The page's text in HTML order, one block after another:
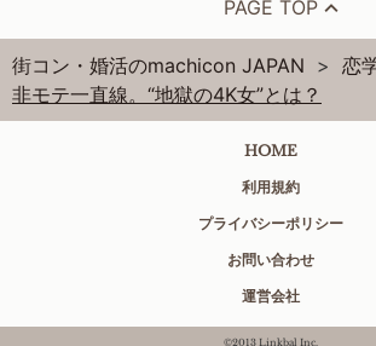
PAGE TOP
街コン・婚活のmachicon JAPAN 恋
非モテ一直線。“地獄の4K女”とは？
HOME
利用規約
プライバシーポリシー
お問い合わせ
運営会社
©2013 Linkbal Inc.